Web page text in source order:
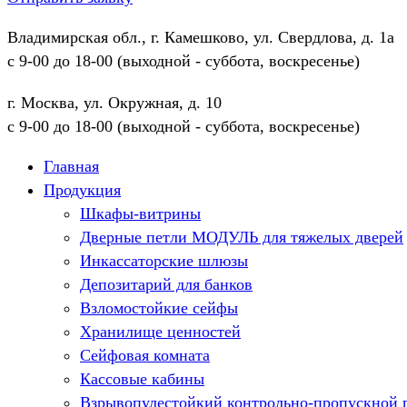
Владимирская обл., г. Камешково, ул. Свердлова, д. 1а
с 9-00 до 18-00 (выходной - суббота, воскресенье)
г. Москва, ул. Окружная, д. 10
с 9-00 до 18-00 (выходной - суббота, воскресенье)
Главная
Продукция
Шкафы-витрины
Дверные петли МОДУЛЬ для тяжелых дверей
Инкассаторские шлюзы
Депозитарий для банков
Взломостойкие сейфы
Хранилище ценностей
Сейфовая комната
Кассовые кабины
Взрывопулестойкий контрольно-пропускной